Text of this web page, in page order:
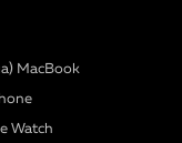
MacBook
Watch